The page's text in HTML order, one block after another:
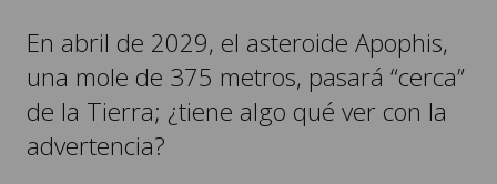
En abril de 2029, el asteroide Apophis,
una mole de 375 metros, pasará “cerca”
de la Tierra; ¿tiene algo qué ver con la
advertencia?